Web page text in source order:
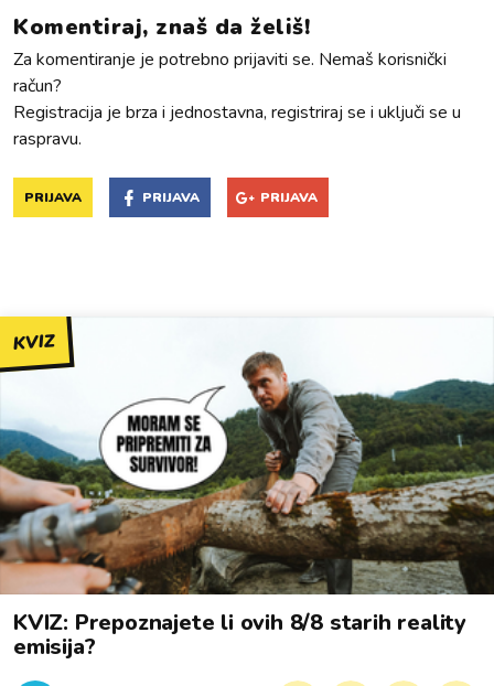
Komentiraj, znaš da želiš!
Za komentiranje je potrebno prijaviti se. Nemaš korisnički
račun?
Registracija je brza i jednostavna, registriraj se i uključi se u
raspravu.
PRIJAVA PRIJAVA PRIJAVA
KVIZ
KVIZ: Prepoznajete li ovih 8/8 starih reality
emisija?